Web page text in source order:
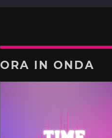
ORA IN ONDA